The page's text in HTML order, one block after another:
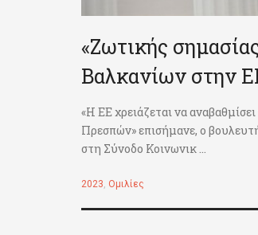
«Ζωτικής
Βαλκανίων στην
«Η ΕΕ χρειάζεται να
Πρεσπών» επισήμανε, ο
στη Σύνοδο Κοινωνικ ...
2023, Ομιλίες